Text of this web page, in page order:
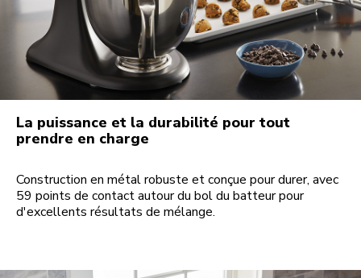
La puissance et la durabilité pour tout
prendre en charge
Construction en métal robuste et conçue pour durer, avec
59 points de contact autour du bol du batteur pour
d'excellents résultats de mélange.